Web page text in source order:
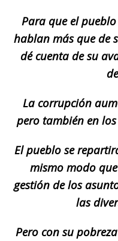
Para que el
hablan más que de
dé cuenta de su
La corrupción
pero también en
El pueblo se
mismo modo
gestión de los
las
Pero con su